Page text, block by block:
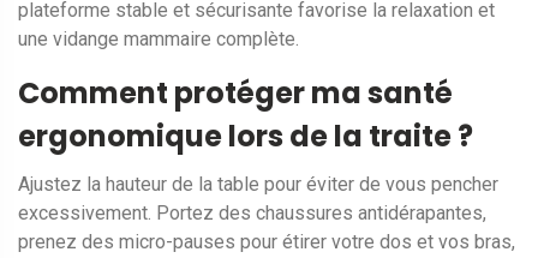
plateforme stable et sécurisante favorise la relaxation et
une vidange mammaire complète.
Comment protéger ma santé
ergonomique lors de la traite ?
Ajustez la hauteur de la table pour éviter de vous pencher
excessivement. Portez des chaussures antidérapantes,
prenez des micro-pauses pour étirer votre dos et vos bras,